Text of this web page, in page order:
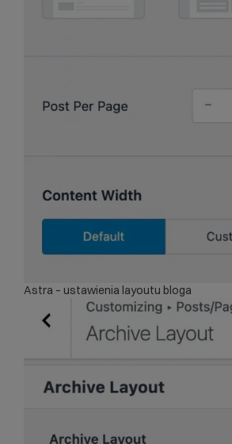
Astra – ustawienia layoutu bloga